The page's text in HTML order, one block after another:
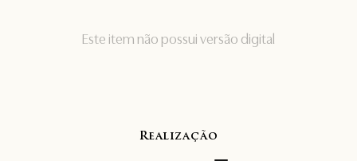
Este item não possui versão digital
Realização